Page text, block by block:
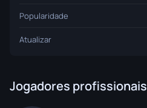
Popularidade
Atualizar
Jogadores profissionais